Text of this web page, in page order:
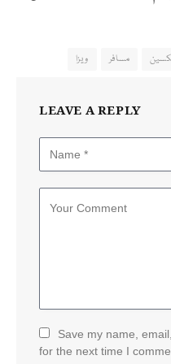
مسافر ویزا
LEAVE A REPLY
Save my name,
for the next time I